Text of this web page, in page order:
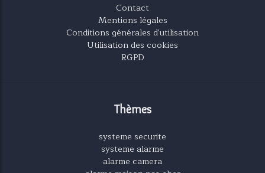
Contact
Mentions légales
Conditions générales d'utilisation
Utilisation des cookies
RGPD
Thèmes
systeme securite
systeme alarme
alarme camera